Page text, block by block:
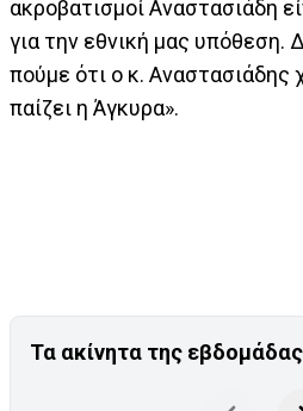
ακροβατισμοί Αναστασιάδη
για την εθνική μας υπόθεση.
πούμε ότι ο κ. Αναστασιάδης
παίζει η Άγκυρα».
Τα ακίνητα της εβδομάδας